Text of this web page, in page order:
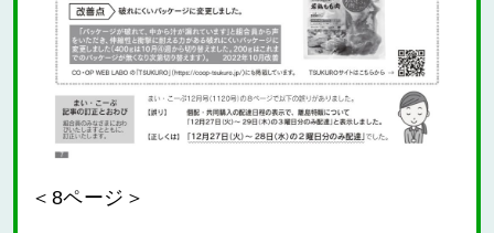
＜8ページ＞